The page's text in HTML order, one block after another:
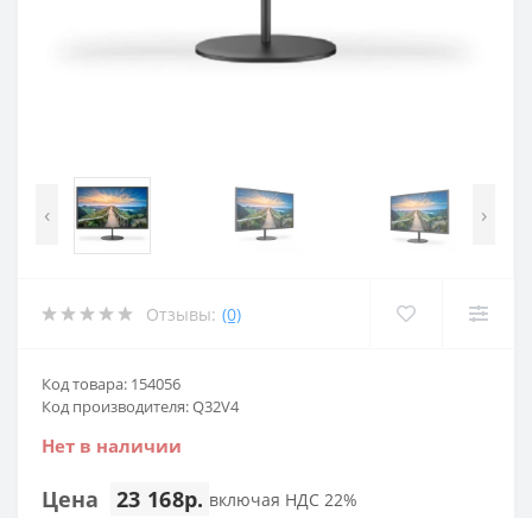
‹ ›
Отзывы: (0)
Код товара: 154056
Код производителя: Q32V4
Нет в наличии
Цена 23 168р. включая НДС 22%